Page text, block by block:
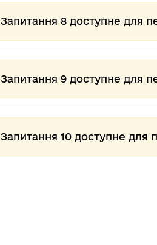
Запитання 8 доступне для
Запитання 9 доступне для
Запитання 10 доступне для